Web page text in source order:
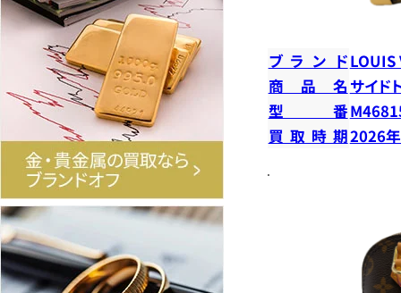
ブランドLOUIS
商品名 サイド
型番
買取時期2026